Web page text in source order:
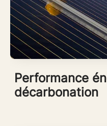
Performance
décarbonation